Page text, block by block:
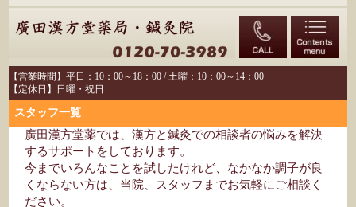
【営業時間】平日：10：00～18：00 / 土曜：10：00～14：00
【定休日】日曜・祝日
スタッフ一覧
廣田漢方堂薬では、漢方と鍼灸での相談者の悩みを解決
するサポートをしております。
今までいろんなことを試したけれど、なかなか調子が良
くならない方は、当院、スタッフまでお気軽にご相談く
ださい。